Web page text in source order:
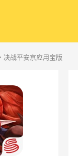
决战平安京应用宝版